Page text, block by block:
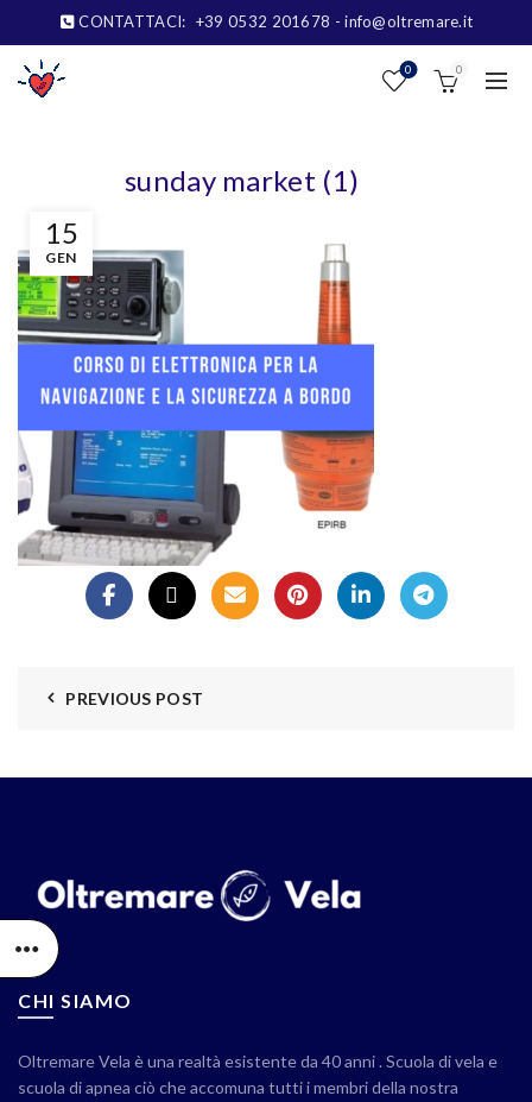
CONTATTACI: +39 0532 201678 - info@oltremare.it
0 0
15
GEN
sunday market (1)
PREVIOUS POST
CHI SIAMO
Oltremare Vela è una realtà esistente da 40 anni . Scuola di vela e
scuola di apnea ciò che accomuna tutti i membri della nostra